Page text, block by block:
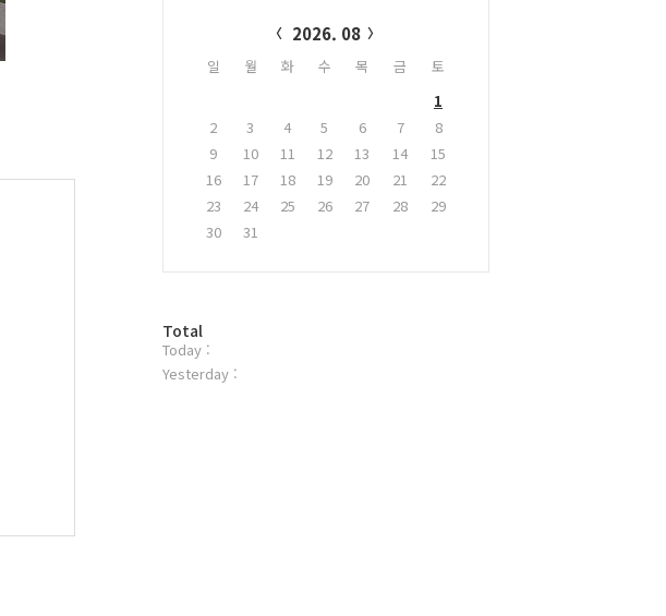
2026. 08
일 월 화 수 목 금
토
1
2
3 4 5 6 7
8
9
10 11 12 13 14
15
16
17 18 19 20 21
22
23
24 25 26 27 28
29
30
31
방
문
자
Total
Today :
Yesterday :